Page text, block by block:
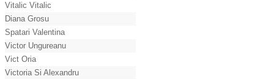
Vitalic Vitalic
Diana Grosu
Spatari Valentina
Victor Ungureanu
Vict Oria
Victoria Si Alexandru